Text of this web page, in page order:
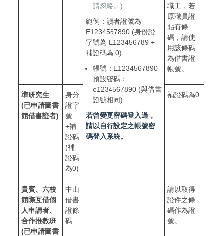
請忽略。)
範例：讀者證號為
E1234567890 (身份證
字號為 E123456789 +
補證碼為 0)
帳號：E1234567890
預設密碼：
e1234567890 (與借書
證號相同)
若曾變更密碼登入過，
請以自行設定之帳號密
碼登入系統。
職工，若
原職員證
貼有條
碼，請使
用該條碼
為借書證
帳號。
準研究生
(已申請圖書
館借書證者)
身分
證字
號
+補
證碼
(補
證碼
為0)
補證碼為0
貴賓、六校
館際互借個
人申請者、
合作推教班
(已申請圖書
中山
借書
證條
碼
請以取得
證件之條
碼作為證
號。